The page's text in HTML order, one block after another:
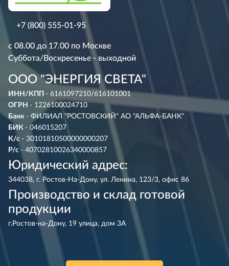
+7 (800) 555-01-95
с 08.00 до 17.00 по Москве
Суббота/Воскресенье - выходной
ООО "ЭНЕРГИЯ СВЕТА"
ИНН/КПП - 6161097210/616101001
ОГРН - 1226100024710
Банк - ФИЛИАЛ "РОСТОВСКИЙ" АО "АЛЬФА-БАНК"
БИК - 046015207
К/с - 30101810500000000207
Р/с - 40702810026340000857
Юридический адрес:
344038, г. Ростов-На-Дону, ул. Ленина, 123/3, офис 86
Производство и склад готовой
продукции
г.Ростов-на-Дону, 19 улица, дом 3А